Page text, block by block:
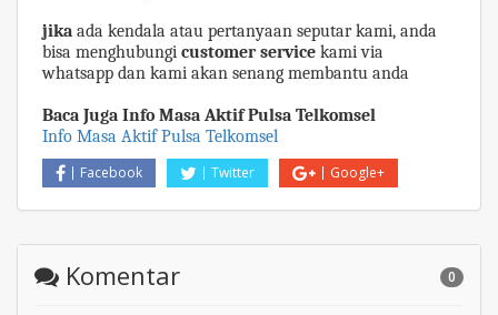
jika ada kendala atau pertanyaan seputar kami, anda
bisa menghubungi customer service kami via
whatsapp dan kami akan senang membantu anda
Baca Juga Info Masa Aktif Pulsa Telkomsel
Info Masa Aktif Pulsa Telkomsel
Facebook Twitter Google+
0
Komentar